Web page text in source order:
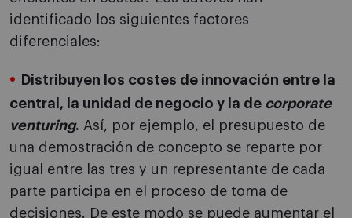
identificado los siguientes factores
diferenciales:
Distribuyen los costes de innovación entre la
central, la unidad de negocio y la de corporate
venturing. Así, por ejemplo, el presupuesto de
una demostración de concepto se reparte por
igual entre las tres y un representante de cada
parte participa en el proceso de toma de
decisiones. De este modo se puede aumentar el